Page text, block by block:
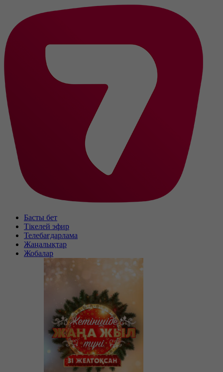
Басты бет
Тікелей эфир
Телебағдарлама
Жаңалықтар
Жобалар